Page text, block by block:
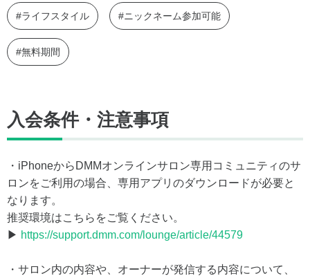
#ライフスタイル #ニックネーム参加可能
#無料期間
入会条件・注意事項
・iPhoneからDMMオンラインサロン専用コミュニティのサ
ロンをご利用の場合、専用アプリのダウンロードが必要と
なります。
推奨環境はこちらをご覧ください。
▶ https://support.dmm.com/lounge/article/44579
・サロン内の内容や、オーナーが発信する内容について、